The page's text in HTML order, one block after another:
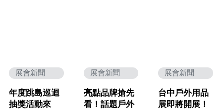
展會新聞
年度跳島巡迴
抽獎活動來
展會新聞
亮點品牌搶先
看！話題戶外
展會新聞
台中戶外用品
展即將開展！